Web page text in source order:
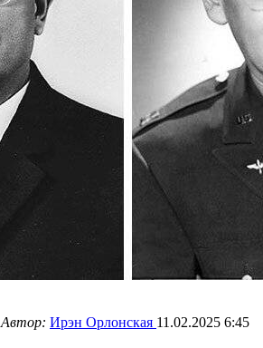
Автор: Ирэн Орлонская 11.02.2025 6:45